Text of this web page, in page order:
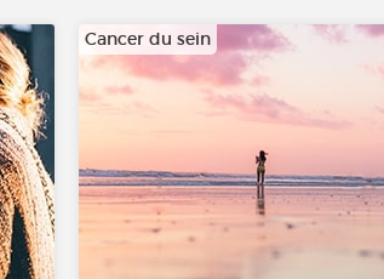
Cancer du sein